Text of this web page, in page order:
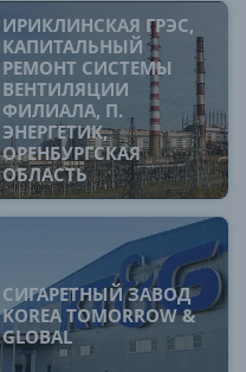
ИРИКЛИНСКАЯ ГРЭС,
КАПИТАЛЬНЫЙ
РЕМОНТ СИСТЕМЫ
ВЕНТИЛЯЦИИ
ФИЛИАЛА, П.
ЭНЕРГЕТИК,
ОРЕНБУРГСКАЯ
ОБЛАСТЬ
СИГАРЕТНЫЙ ЗАВОД
KOREA TOMORROW &
GLOBAL